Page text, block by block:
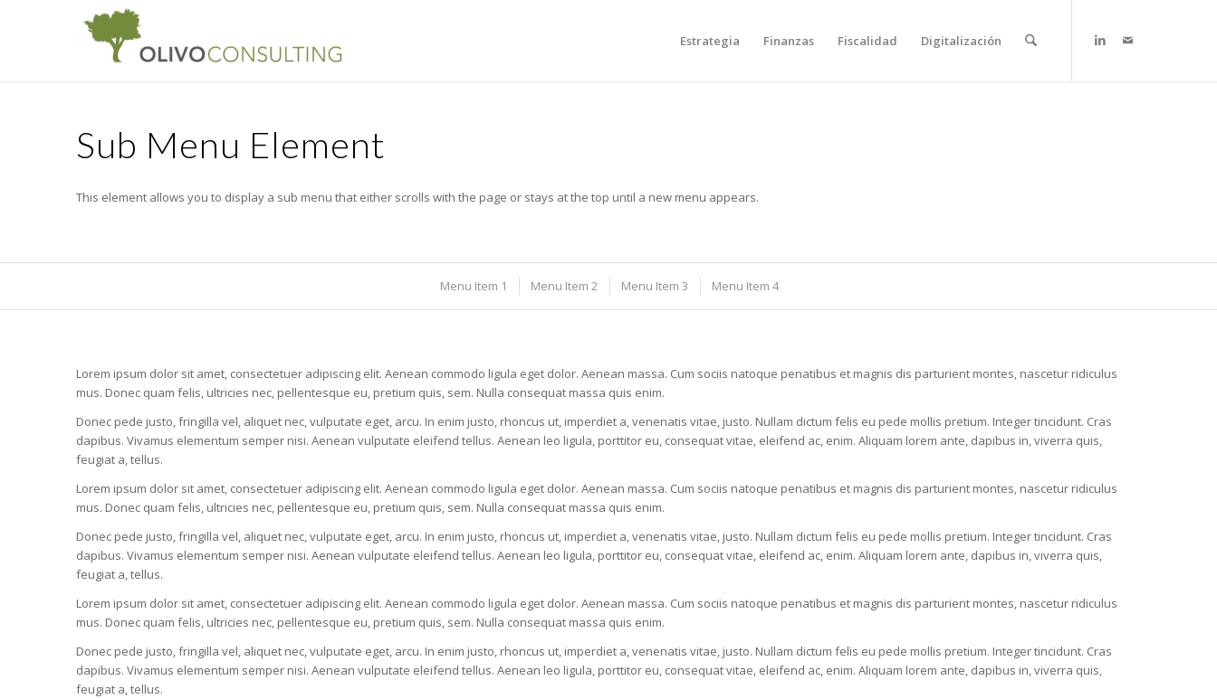
Estrategia Finanzas Fiscalidad Digitalización
Sub Menu Element
This element allows you to display a sub menu that either scrolls with the page or stays at the top until a new menu appears.
Menu Item 1 Menu Item 2 Menu Item 3 Menu Item 4
Lorem ipsum dolor sit amet, consectetuer adipiscing elit. Aenean commodo ligula eget dolor. Aenean massa. Cum sociis natoque penatibus et magnis dis parturient montes, nascetur ridiculus
mus. Donec quam felis, ultricies nec, pellentesque eu, pretium quis, sem. Nulla consequat massa quis enim.
Donec pede justo, fringilla vel, aliquet nec, vulputate eget, arcu. In enim justo, rhoncus ut, imperdiet a, venenatis vitae, justo. Nullam dictum felis eu pede mollis pretium. Integer tincidunt. Cras
dapibus. Vivamus elementum semper nisi. Aenean vulputate eleifend tellus. Aenean leo ligula, porttitor eu, consequat vitae, eleifend ac, enim. Aliquam lorem ante, dapibus in, viverra quis,
feugiat a, tellus.
Lorem ipsum dolor sit amet, consectetuer adipiscing elit. Aenean commodo ligula eget dolor. Aenean massa. Cum sociis natoque penatibus et magnis dis parturient montes, nascetur ridiculus
mus. Donec quam felis, ultricies nec, pellentesque eu, pretium quis, sem. Nulla consequat massa quis enim.
Donec pede justo, fringilla vel, aliquet nec, vulputate eget, arcu. In enim justo, rhoncus ut, imperdiet a, venenatis vitae, justo. Nullam dictum felis eu pede mollis pretium. Integer tincidunt. Cras
dapibus. Vivamus elementum semper nisi. Aenean vulputate eleifend tellus. Aenean leo ligula, porttitor eu, consequat vitae, eleifend ac, enim. Aliquam lorem ante, dapibus in, viverra quis,
feugiat a, tellus.
Lorem ipsum dolor sit amet, consectetuer adipiscing elit. Aenean commodo ligula eget dolor. Aenean massa. Cum sociis natoque penatibus et magnis dis parturient montes, nascetur ridiculus
mus. Donec quam felis, ultricies nec, pellentesque eu, pretium quis, sem. Nulla consequat massa quis enim.
Donec pede justo, fringilla vel, aliquet nec, vulputate eget, arcu. In enim justo, rhoncus ut, imperdiet a, venenatis vitae, justo. Nullam dictum felis eu pede mollis pretium. Integer tincidunt. Cras
dapibus. Vivamus elementum semper nisi. Aenean vulputate eleifend tellus. Aenean leo ligula, porttitor eu, consequat vitae, eleifend ac, enim. Aliquam lorem ante, dapibus in, viverra quis,
feugiat a, tellus.